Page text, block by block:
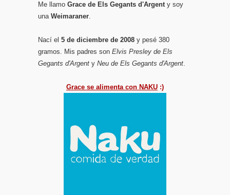
Me llamo Grace de Els Gegants d'Argenty soy
una Weimaraner.
Nací el 5 de diciembre de 2008 y pesé 380
gramos. Mis padres son Elvis Presley de Els
Gegants d'Argent y Neu de Els Gegants d'Argent.
Grace se alimenta con NAKU :)